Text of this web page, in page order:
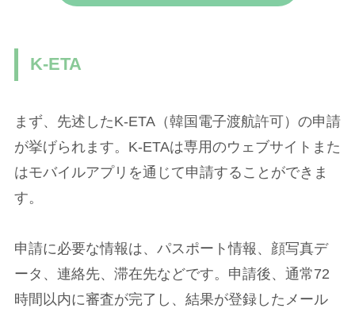
K-ETA
まず、先述したK-ETA（韓国電子渡航許可）の申請
が挙げられます。K-ETAは専用のウェブサイトまた
はモバイルアプリを通じて申請することができま
す。
申請に必要な情報は、パスポート情報、顔写真デ
ータ、連絡先、滞在先などです。申請後、通常72
時間以内に審査が完了し、結果が登録したメール